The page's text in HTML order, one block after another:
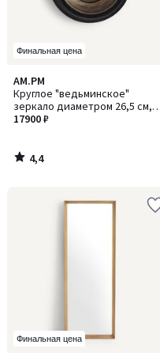
Финальная цена
AM.PM
Круглое "ведьминское"
зеркало диаметром 26,5 см,
Саманта
17900 ₽
4,4
/ 5
4,4
/
Финальная цена